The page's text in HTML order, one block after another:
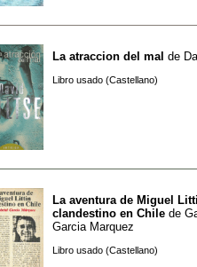
La atraccion del mal de
Libro usado (Castellano)
La aventura de Miguel
clandestino en Chile de
Garcia Marquez
Libro usado (Castellano)